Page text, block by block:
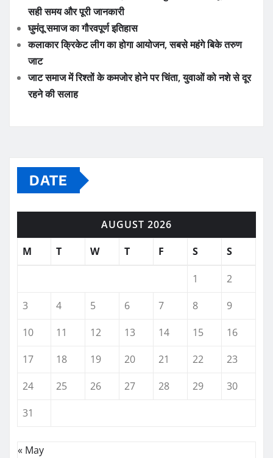
सही समय और पूरी जानकारी
घुमंतू समाज का गौरवपूर्ण इतिहास
कलाकार क्रिकेट लीग का होगा आयोजन, सबसे महंगे बिके तरुण
जाट
जाट समाज में रिश्तों के कमजोर होने पर चिंता, युवाओं को नशे से दूर
रहने की सलाह
DATE
AUGUST 2026
M
T W T F S S
1
2
3
4 5 6 7 8
9
10
11 12 13 14 15
16
17
18 19 20 21 22
23
24
25 26 27 28 29
30
31
« May